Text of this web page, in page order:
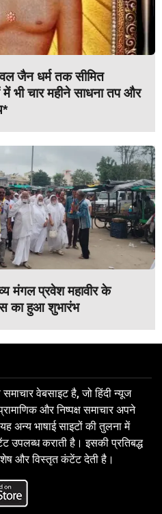
जैन धर्म तक सीमित
भी चार महीने साधना तप और
मंगल प्रवेश महावीर के
का हुआ शुभारंभ
वेबसाइट है, जो हिंदी न्यूज
और निष्पक्ष समाचार अपने
अन्य भाषाई साइटों की तुलना में
उपलब्ध कराती है। इसकी प्रतिबद्ध
और विस्तृत कंटेंट देती है।